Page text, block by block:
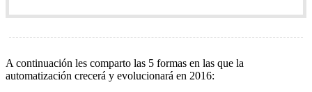
A continuación les comparto las 5 formas en las que la
automatización crecerá y evolucionará en 2016: